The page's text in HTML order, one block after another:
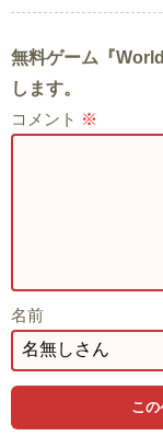
無料ゲーム『
します。
コメント ※
名前